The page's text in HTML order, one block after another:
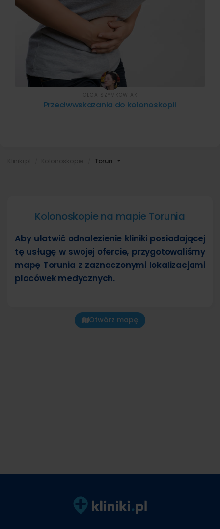
Toruń
Przeciwwskazania do kolonoskopii
OLGA SZYMKOWIAK
Kolonoskopie na mapie Torunia
Aby ułatwić odnalezienie kliniki posiadającej
tę usługę w swojej ofercie, przygotowaliśmy
mapę Torunia z zaznaczonymi lokalizacjami
placówek medycznych.
Otwórz mapę